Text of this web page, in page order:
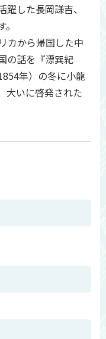
した長岡謙吉、
カから帰国した中
の話を『漂巽紀
年）の冬に小龍
大いに啓発された